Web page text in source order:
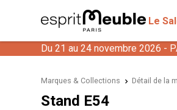
Le
Du 21 au 24 novembre 2026 -
Marques & Collections Détail de la
Stand E54